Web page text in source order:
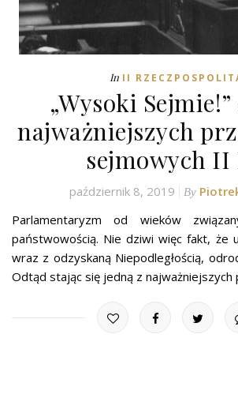
In II
„Wysoki
najważniejszych
sejmowych II
październik 8, 2019 By
Parlamentaryzm od wieków
państwowością. Nie dziwi więc fakt, że
wraz z odzyskaną Niepodległością,
Odtąd stając się jedną z najważniejszych